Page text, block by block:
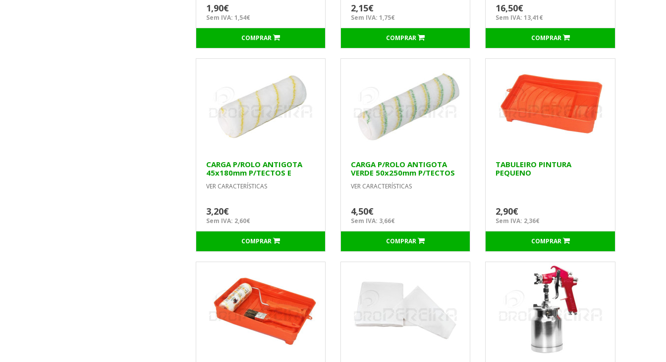
1,90€
Sem IVA: 1,54€
COMPRAR
2,15€
Sem IVA: 1,75€
COMPRAR
16,50€
Sem IVA: 13,41€
COMPRAR
CARGA P/ROLO ANTIGOTA
45x180mm P/TECTOS E
PAREDES LISAS
VER CARACTERÍSTICAS
3,20€
Sem IVA: 2,60€
COMPRAR
CARGA P/ROLO ANTIGOTA
VERDE 50x250mm P/TECTOS
VER CARACTERÍSTICAS
4,50€
Sem IVA: 3,66€
COMPRAR
TABULEIRO PINTURA
PEQUENO
2,90€
Sem IVA: 2,36€
COMPRAR